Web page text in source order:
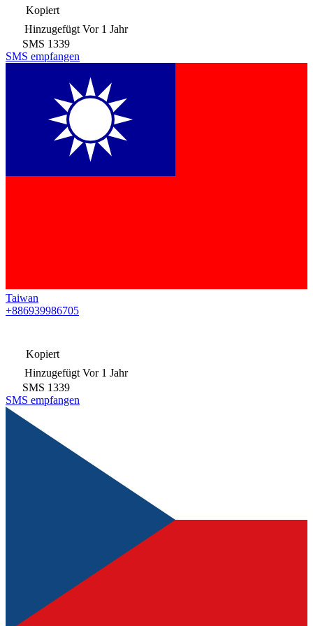
Kopiert
Hinzugefügt Vor 1 Jahr
SMS 1339
SMS empfangen
Taiwan
+886939986705
Kopiert
Hinzugefügt Vor 1 Jahr
SMS 1339
SMS empfangen